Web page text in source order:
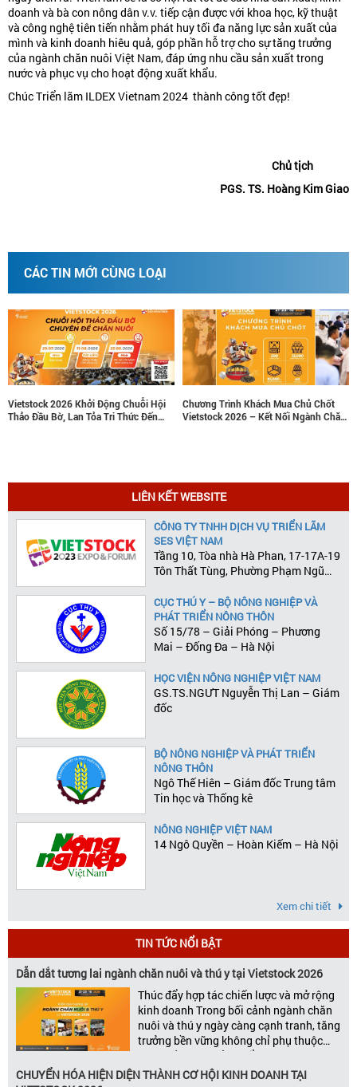
doanh và bà con nông dân v.v. tiếp cận được với khoa học, kỹ thuật
và công nghệ tiên tiến nhằm phát huy tối đa năng lực sản xuất của
mình và kinh doanh hiêu quả, góp phần hỗ trợ cho sự tăng trưởng
của ngành chăn nuôi Việt Nam, đáp ứng nhu cầu sản xuất trong
nước và phục vụ cho hoạt động xuất khẩu.
Chúc Triển lãm ILDEX Vietnam 2024 thành công tốt đẹp!
Chủ tịch
PGS. TS. Hoàng Kim Giao
CÁC TIN MỚI CÙNG LOẠI
2026 Khởi Động Chuỗi Hội
Bờ, Lan Tỏa Tri Thức Đến
Chương Trình Khách Mua Chủ Chốt
Vietstock 2026 – Kết Nối Ngành Chăn
Nâng
doanh
LIÊN KẾT WEBSITE
CÔNG TY TNHH DỊCH VỤ TRIỂN LÃM
SES VIỆT NAM
Tầng 10, Tòa nhà Hà Phan, 17-17A-19
Tôn Thất Tùng, Phường Phạm Ngũ
CỤC THÚ Y – BỘ NÔNG NGHIỆP VÀ
PHÁT TRIỂN NÔNG THÔN
Số 15/78 – Giải Phóng – Phương
Mai – Đống Đa – Hà Nội
HỌC VIỆN NÔNG NGHIỆP VIỆT NAM
GS.TS.NGƯT Nguyễn Thị Lan – Giám
đốc
BỘ NÔNG NGHIỆP VÀ PHÁT TRIỂN
NÔNG THÔN
Ngô Thế Hiên – Giám đốc Trung tâm
Tin học và Thống kê
NÔNG NGHIỆP VIỆT NAM
14 Ngô Quyền – Hoàn Kiếm – Hà Nội
Xem chi tiết
TIN TỨC NỔI BẬT
Dẫn dắt tương lai ngành chăn nuôi và thú y tại Vietstock 2026
Thúc đẩy hợp tác chiến lược và mở rộng
kinh doanh Trong bối cảnh ngành chăn
nuôi và thú y ngày càng cạnh tranh, tăng
trưởng bền vững không chỉ phụ thuộc
vào chất lượng sản phẩm hay năng lực
đổi mới, mà còn được thúc đẩy bởi khả
CHUYỂN HÓA HIỆN DIỆN THÀNH CƠ HỘI KINH DOANH TẠI